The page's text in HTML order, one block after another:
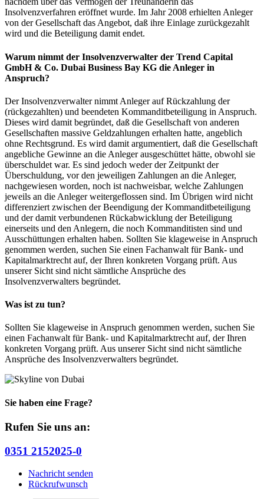
Insolvenzverfahren eröffnet wurde. Im Jahr 2008 erhielten Anleger
von der Gesellschaft das Angebot, daß ihre Einlage zurückgezahlt
wird und die Beteiligung damit endet.
Warum nimmt der Insolvenzverwalter der Trend Capital
GmbH & Co. Dubai Business Bay KG die Anleger in
Anspruch?
Der Insolvenzverwalter nimmt Anleger auf Rückzahlung der
(rückgezahlten) und beendeten Kommanditbeteiligung in Anspruch.
Dieses wird damit begründet, daß die Gesellschaft von anderen
Gesellschaften massive Geldzahlungen erhalten hatte, angeblich
ohne Rechtsgrund. Es wird damit argumentiert, daß die Gesellschaft
angebliche Gewinne an die Anleger ausgeschüttet hätte, obwohl sie
überschuldet war. Es sind jedoch weder der Zeitpunkt der
Überschuldung, vor den jeweiligen Zahlungen an die Anleger,
nachgewiesen worden, noch ist nachweisbar, welche Zahlungen
jeweils an die Anleger weitergeflossen sind. Im Übrigen wird nicht
differenziert zwischen der Beendigung der Kommanditbeteiligung
und der damit verbundenen Rückabwicklung der Beteiligung
einerseits und den Anlegern, die noch Kommanditisten sind und
Ausschüttungen erhalten haben. Sollten Sie klageweise in Anspruch
genommen werden, suchen Sie einen Fachanwalt für Bank- und
Kapitalmarktrecht auf, der Ihren konkreten Vorgang prüft. Aus
unserer Sicht sind nicht sämtliche Ansprüche des
Insolvenzverwalters begründet.
Was ist zu tun?
Sollten Sie klageweise in Anspruch genommen werden, suchen Sie
einen Fachanwalt für Bank- und Kapitalmarktrecht auf, der Ihren
konkreten Vorgang prüft. Aus unserer Sicht sind nicht sämtliche
Ansprüche des Insolvenzverwalters begründet.
Sie haben eine Frage?
Rufen Sie uns an:
0351 2152025-0
Nachricht senden
Rückrufwunsch